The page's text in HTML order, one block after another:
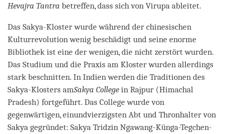
Hevajra Tantra betreffen, dass sich von Virupa ableitet.
Das Sakya-Kloster wurde während der chinesischen
Kulturrevolution wenig beschädigt und seine enorme
Bibliothek ist eine der wenigen, die nicht zerstört wurden.
Das Studium und die Praxis am Kloster wurden allerdings
stark beschnitten. In Indien werden die Traditionen des
Sakya-Klosters amSakya College in Rajpur (Himachal
Pradesh) fortgeführt. Das College wurde von
gegenwärtigen, einundvierzigsten Abt und Thronhalter von
Sakya gegründet: Sakya Tridzin Nga­wang-Künga-Tegchen-